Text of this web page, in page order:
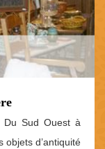
Du Sud Ouest à
objets d’antiquité